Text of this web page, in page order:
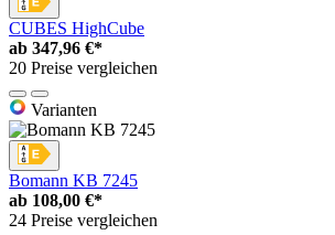
CUBES HighCube
ab 347,96 €*
20 Preise vergleichen
Varianten
Bomann KB 7245
ab 108,00 €*
24 Preise vergleichen